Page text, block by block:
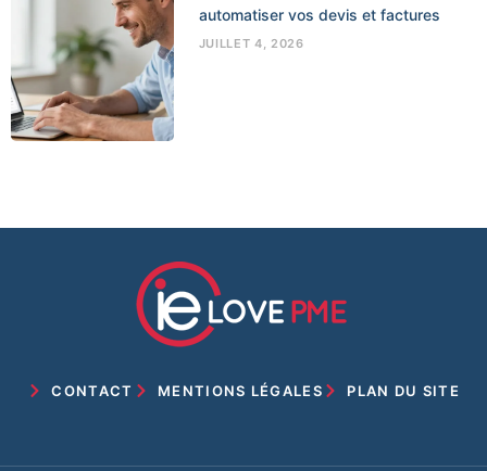
automatiser vos devis et factures
JUILLET 4, 2026
CONTACT MENTIONS LÉGALES PLAN DU SITE